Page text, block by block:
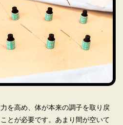
を高め、体が本来の調子を取り戻
とが必要です。あまり間が空いて